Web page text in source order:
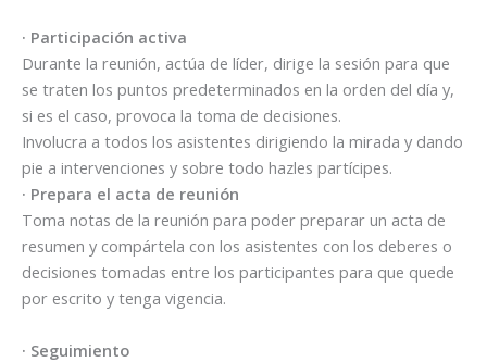
· Participación activa
Durante la reunión, actúa de líder, dirige la sesión para que
se traten los puntos predeterminados en la orden del día y,
si es el caso, provoca la toma de decisiones.
Involucra a todos los asistentes dirigiendo la mirada y dando
pie a intervenciones y sobre todo hazles partícipes.
· Prepara el acta de reunión
Toma notas de la reunión para poder preparar un acta de
resumen y compártela con los asistentes con los deberes o
decisiones tomadas entre los participantes para que quede
por escrito y tenga vigencia.
· Seguimiento